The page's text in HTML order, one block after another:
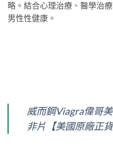
略。結合心理治療、醫學治
男性性健康。
威而鋼Viagra偉哥
非片【美國原廠正貨